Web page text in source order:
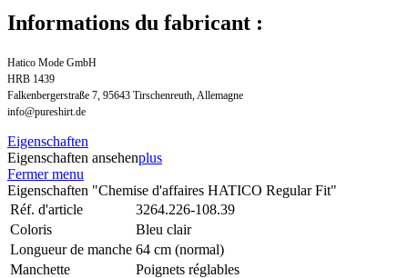
Informations du fabricant :
Hatico Mode GmbH
HRB 1439
Falkenbergerstraße 7, 95643 Tirschenreuth, Allemagne
info@pureshirt.de
Eigenschaften
Eigenschaften ansehenplus
Fermer menu
Eigenschaften "Chemise d'affaires HATICO Regular Fit"
Réf. d'article
3264.226-108.39
Coloris
Bleu clair
Longueur de manche 64 cm (normal)
Manchette
Poignets réglables